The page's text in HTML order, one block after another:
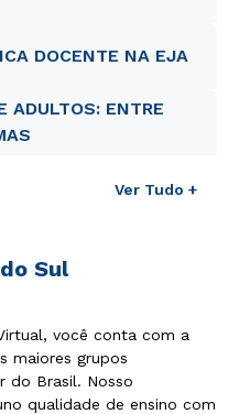
DOCENTE NA EJA
ADULTOS: ENTRE
Ver Tudo +
Sul
você conta com a
maiores grupos
do Brasil. Nosso
qualidade de ensino com